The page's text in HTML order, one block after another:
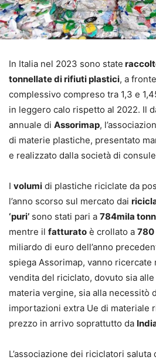
In Italia nel 2023 sono state
tonnellate di rifiuti plastici, a
complessivo compreso tra 1,3 e
in leggero calo rispetto al 2022. Il
annuale di Assorimap,
di materie plastiche, presentato
e realizzato dalla società di
I volumi di plastiche riciclate da
l’anno scorso sul mercato dai
‘puri’ sono stati pari a 784mila
mentre il fatturato è crollato a 780
miliardo di euro dell’anno
spiega Assorimap, vanno ricercate
vendita del riciclato, dovuto sia
materia vergine, sia alla necessitò
importazioni extra Ue di materiale
prezzo in arrivo soprattutto da
L’associazione dei riciclatori